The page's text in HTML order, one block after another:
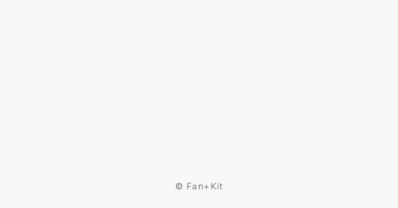
© Fan+Kit